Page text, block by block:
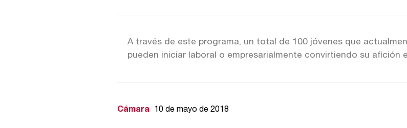
A través de este programa, un total de 100 jóvenes que
pueden iniciar laboral o empresarialmente convirtiendo su afición
Cámara 10 de mayo de 2018